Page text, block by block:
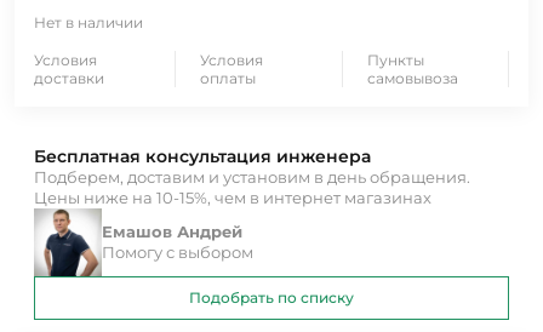
Нет в наличии
Условия
доставки
Условия
оплаты
Пункты
самовывоза
Бесплатная консультация инженера
Подберем, доставим и установим в день обращения.
Цены ниже на 10-15%, чем в интернет магазинах
Емашов Андрей
Помогу с выбором
Подобрать по списку